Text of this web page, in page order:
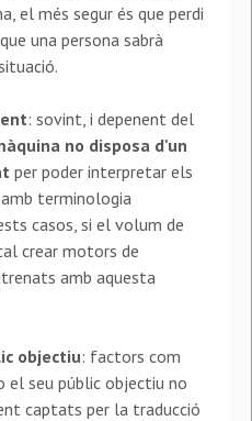
el més segur és que perdi
una persona sabrà
: sovint, i depenent del
no disposa d'un
per poder interpretar els
terminologia
casos, si el volum de
crear motors de
amb aquesta
objectiu: factors com
seu públic objectiu no
captats per la traducció